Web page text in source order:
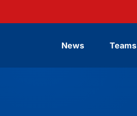
News Teams